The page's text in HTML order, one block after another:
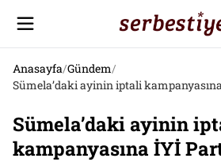
Anasayfa/Gündem/
Sümela’daki ayinin iptali
Sümela’daki ayinin
kampanyasına İYİ